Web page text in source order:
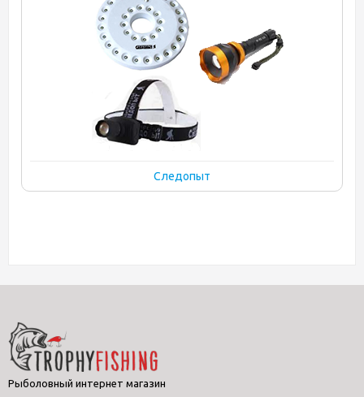
Следопыт
Рыболовный интернет магазин